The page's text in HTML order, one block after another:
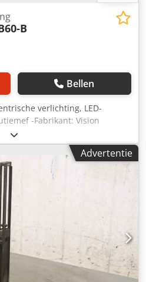
B
Bellen
verlichting, LED-
-Fabrikant: Vision
-Type: TZB60-B -
Afmetingen: 140/70/H115 mm -
Advertentie